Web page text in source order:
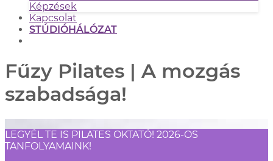
Képzések
Kapcsolat
STÚDIÓHÁLÓZAT
Fűzy Pilates | A mozgás
szabadsága!
LEGYÉL TE IS PILATES OKTATÓ! 2026-OS
TANFOLYAMAINK!